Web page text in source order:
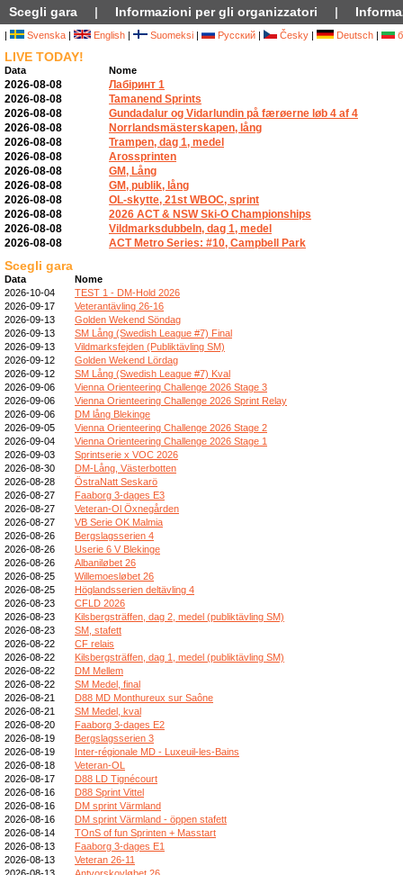
Scegli gara | Informazioni per gli organizzatori |
| Svenska | English | Suomeksi | Русский | Česky | Deutsch |
LIVE TODAY!
Data Nome
2026-08-08
Лабіринт 1
2026-08-08
Tamanend Sprints
2026-08-08
Gundadalur og Vidarlundin på færøerne løb 4 af 4
2026-08-08
Norrlandsmästerskapen, lång
2026-08-08
Trampen, dag 1, medel
2026-08-08
Arossprinten
2026-08-08
GM, Lång
2026-08-08
GM, publik, lång
2026-08-08
OL-skytte, 21st WBOC, sprint
2026-08-08
2026 ACT & NSW Ski-O Championships
2026-08-08
Vildmarksdubbeln, dag 1, medel
2026-08-08
ACT Metro Series: #10, Campbell Park
Scegli gara
Data
Nome
2026-10-04
TEST 1 - DM-Hold 2026
2026-09-17
Veterantävling 26-16
2026-09-13
Golden Wekend Söndag
2026-09-13
SM Lång (Swedish League #7) Final
2026-09-13
Vildmarksfejden (Publiktävling SM)
2026-09-12
Golden Wekend Lördag
2026-09-12
SM Lång (Swedish League #7) Kval
2026-09-06
Vienna Orienteering Challenge 2026 Stage 3
2026-09-06
Vienna Orienteering Challenge 2026 Sprint Relay
2026-09-06
DM lång Blekinge
2026-09-05
Vienna Orienteering Challenge 2026 Stage 2
2026-09-04
Vienna Orienteering Challenge 2026 Stage 1
2026-09-03
Sprintserie x VOC 2026
2026-08-30
DM-Lång, Västerbotten
2026-08-28
ÖstraNatt Seskarö
2026-08-27
Faaborg 3-dages E3
2026-08-27
Veteran-Ol Öxnegården
2026-08-27
VB Serie OK Malmia
2026-08-26
Bergslagsserien 4
2026-08-26
Userie 6 V Blekinge
2026-08-26
Albaniløbet 26
2026-08-25
Willemoesløbet 26
2026-08-25
Höglandsserien deltävling 4
2026-08-23
CFLD 2026
2026-08-23
Kilsbergsträffen, dag 2, medel (publiktävling SM)
2026-08-23
SM, stafett
2026-08-22
CF relais
2026-08-22
Kilsbergsträffen, dag 1, medel (publiktävling SM)
2026-08-22
DM Mellem
2026-08-22
SM Medel, final
2026-08-21
D88 MD Monthureux sur Saône
2026-08-21
SM Medel, kval
2026-08-20
Faaborg 3-dages E2
2026-08-19
Bergslagsserien 3
2026-08-19
Inter-régionale MD - Luxeuil-les-Bains
2026-08-18
Veteran-OL
2026-08-17
D88 LD Tignécourt
2026-08-16
D88 Sprint Vittel
2026-08-16
DM sprint Värmland
2026-08-16
DM sprint Värmland - öppen stafett
2026-08-14
TOnS of fun Sprinten + Masstart
2026-08-13
Faaborg 3-dages E1
2026-08-13
Veteran 26-11